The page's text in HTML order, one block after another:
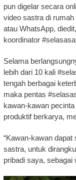
pun digelar secara
video sastra di
atau WhatsApp,
koordinator
Selama
lebih dari 10 kali
tengah berbagai
maka pentas
kawan-kawan
produktif berkarya,
“Kawan-kawan
sastra, untuk
pribadi saya, sebagai